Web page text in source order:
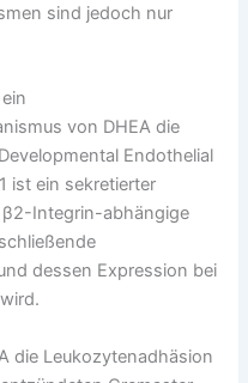
sind jedoch nur
von DHEA die
Endothelial
ist ein sekretierter
Integrin-abhängige
dessen Expression bei
die Leukozytenadhäsion